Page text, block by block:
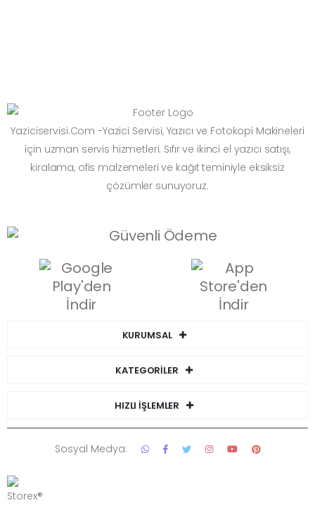
Yaziciservisi.Com -Yazici Servisi, Yazıcı ve Fotokopi Makineleri
için uzman servis hizmetleri. Sıfır ve ikinci el yazıcı satışı,
kiralama, ofis malzemeleri ve kağıt teminiyle eksiksiz
çözümler sunuyoruz.
KURUMSAL
KATEGORİLER
HIZLI İŞLEMLER
Sosyal Medya: